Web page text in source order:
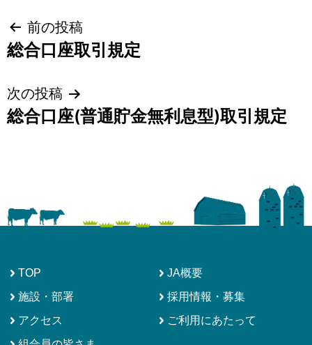
投
稿
ビ
ゲ
ョ
ン
前の投稿
総合口座取引規定
次の投稿
総合口座(普通貯金無利息型)取引規定
TOP
JA概要
施設・部署
採用情報・募集
アクセス
ご利用にあたって